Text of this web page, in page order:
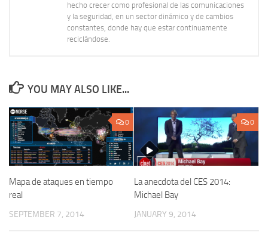
hecho crecer como profesional de las comunicaciones
y la seguridad, en un sector dinámico y de cambios
constantes, donde hay que estar continuamente
reciclándose.
YOU MAY ALSO LIKE...
0
Mapa de ataques en tiempo
real
SEPTEMBER 7, 2014
0
La anecdota del CES 2014:
Michael Bay
JANUARY 9, 2014